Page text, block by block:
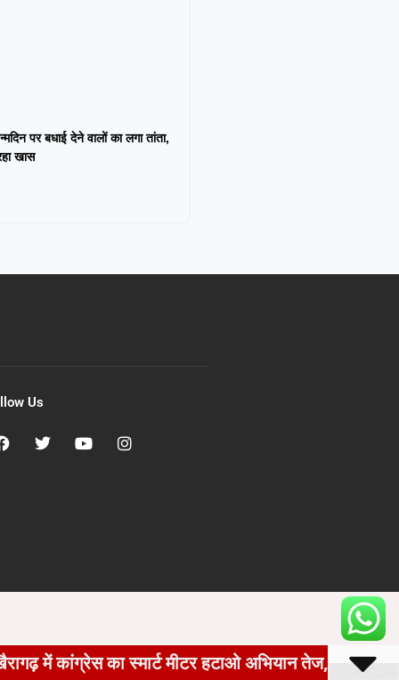
पर बधाई देने वालों का लगा तांता,
खास
Us
का स्मार्ट मीटर हटाओ अभियान तेज, घर-घर पहुंचकर भरवाए